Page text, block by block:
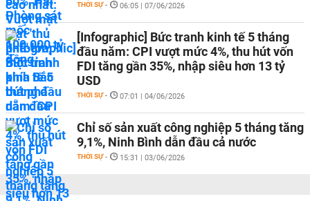
THỜI SỰ - 06:05 | 07/06/2026
[Infographic] Bức tranh kinh tế 5 tháng
đầu năm: CPI vượt mức 4%, thu hút vốn
FDI tăng gần 35%, nhập siêu hơn 13 tỷ
USD
THỜI SỰ - 07:01 | 04/06/2026
Chỉ số sản xuất công nghiệp 5 tháng tăng
9,1%, Ninh Bình dẫn đầu cả nước
THỜI SỰ - 15:31 | 03/06/2026